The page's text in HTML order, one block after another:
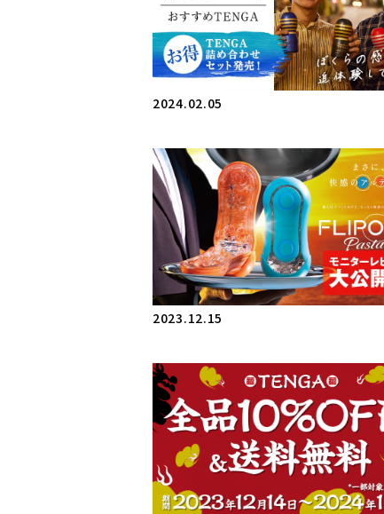
2024.02.05
2023.12.15